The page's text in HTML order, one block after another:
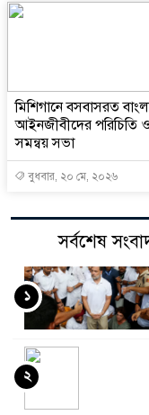
মিশিগানে বসবাসরত
আইনজীবীদের পরিচিতি ও
সমন্বয় সভা
বুধবার, ২০ মে, ২০২৬
সর্বশেষ
১
২